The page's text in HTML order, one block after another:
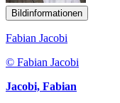
Bildinformationen
Fabian Jacobi
© Fabian Jacobi
Jacobi, Fabian